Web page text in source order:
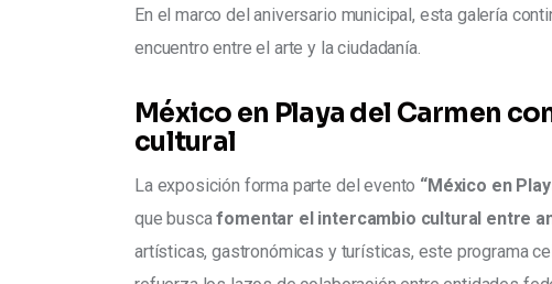
En el marco del aniversario municipal, esta galería
encuentro entre el arte y la ciudadanía.
México en Playa del Carmen
cultural
La exposición forma parte del evento “México en
que busca fomentar el intercambio cultural entre
artísticas, gastronómicas y turísticas, este programa